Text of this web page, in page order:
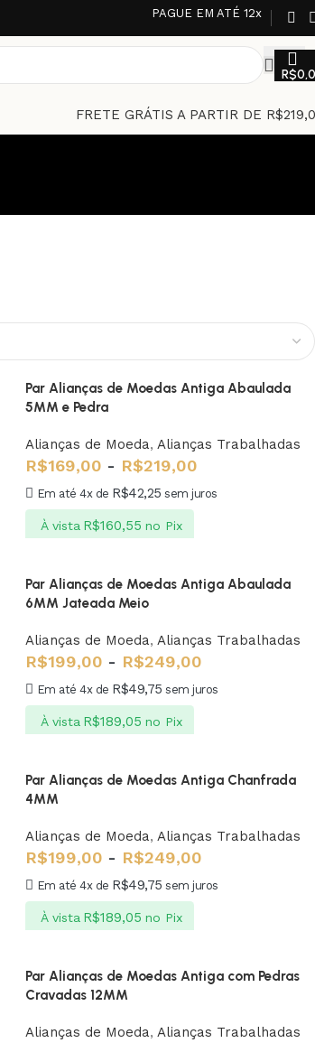
PAGUE EM ATÉ 12x
R$
FRETE GRÁTIS A PARTIR DE
Par Alianças de Moedas Antiga Abaulada
5MM e Pedra
Alianças de Moeda, Alianças Trabalhadas
R$169,00 - R$219,00
Em até 4x de R$42,25 sem juros
À vista R$160,55 no Pix
Par Alianças de Moedas Antiga Abaulada
6MM Jateada Meio
Alianças de Moeda, Alianças Trabalhadas
R$199,00 - R$249,00
Em até 4x de R$49,75 sem juros
À vista R$189,05 no Pix
Par Alianças de Moedas Antiga Chanfrada
4MM
Alianças de Moeda, Alianças Trabalhadas
R$199,00 - R$249,00
Em até 4x de R$49,75 sem juros
À vista R$189,05 no Pix
Par Alianças de Moedas Antiga com Pedras
Cravadas 12MM
Alianças de Moeda, Alianças Trabalhadas